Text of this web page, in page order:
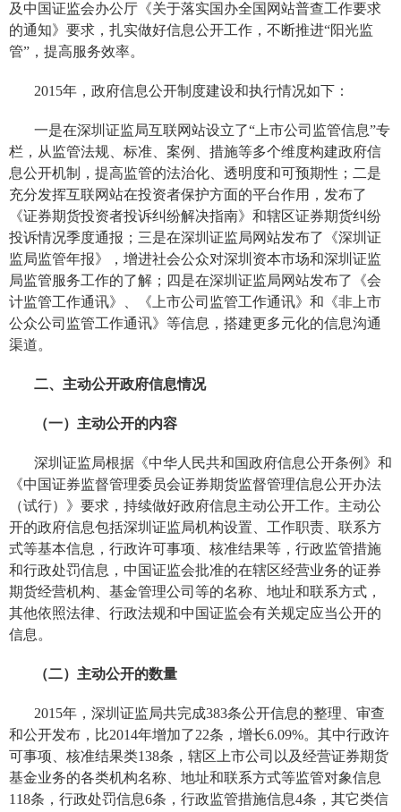
及中国证监会办公厅《关于落实国办全国网站普查工作要求
的通知》要求，扎实做好信息公开工作，不断推进“阳光监
管”，提高服务效率。
2015年，政府信息公开制度建设和执行情况如下：
一是在深圳证监局互联网站设立了“上市公司监管信息”专
栏，从监管法规、标准、案例、措施等多个维度构建政府信
息公开机制，提高监管的法治化、透明度和可预期性；二是
充分发挥互联网站在投资者保护方面的平台作用，发布了
《证券期货投资者投诉纠纷解决指南》和辖区证券期货纠纷
投诉情况季度通报；三是在深圳证监局网站发布了《深圳证
监局监管年报》，增进社会公众对深圳资本市场和深圳证监
局监管服务工作的了解；四是在深圳证监局网站发布了《会
计监管工作通讯》、《上市公司监管工作通讯》和《非上市
公众公司监管工作通讯》等信息，搭建更多元化的信息沟通
渠道。
二、主动公开政府信息情况
（一）主动公开的内容
深圳证监局根据《中华人 民共和国政府信息公开条例》和
《中国证券监督管理委员会证券期货监督管理信息公开办法
（试行）》要求，持续做好政府信息主动公开工作。主动公
开的政府信息包括深圳证监局机构设置、工作职责、联系方
式等基本信息，行政许可事项、核准结果等，行政监管措施
和行政处罚信息，中国证监会批准的在辖区经营业务的证券
期货经营机构、基金管理公司等的名称、地址和联系方式，
其他依照法律、行政法规和中国证监会有关规定应当公开的
信息。
（二）主动公开的数量
2015年，深圳证监局共完成383条公开信息的整理、审查
和公开发布，比2014年增加了22条，增长6.09%。其中行政许
可事项、核准结果类138条，辖区上市公司以及经营证券期货
基金业务的各类机构名称、地址和联系方式等监管对象信息
118条，行政处罚信息6条，行政监管措施信息4条，其它类信